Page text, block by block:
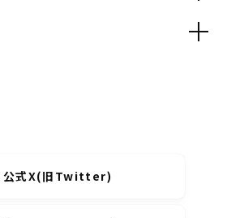
公式X(旧Twitter)